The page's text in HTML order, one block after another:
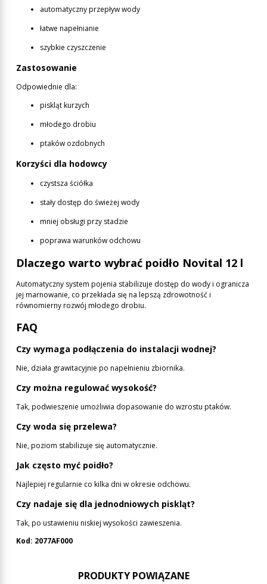
automatyczny przepływ wody
łatwe napełnianie
szybkie czyszczenie
Zastosowanie
Odpowiednie dla:
piskląt kurzych
młodego drobiu
ptaków ozdobnych
Korzyści dla hodowcy
czystsza ściółka
stały dostęp do świeżej wody
mniej obsługi przy stadzie
poprawa warunków odchowu
Dlaczego warto wybrać poidło Novital 12 l
Automatyczny system pojenia stabilizuje dostęp do wody i ogranicza
jej marnowanie, co przekłada się na lepszą zdrowotność i
równomierny rozwój młodego drobiu.
FAQ
Czy wymaga podłączenia do instalacji wodnej?
Nie, działa grawitacyjnie po napełnieniu zbiornika.
Czy można regulować wysokość?
Tak, podwieszenie umożliwia dopasowanie do wzrostu ptaków.
Czy woda się przelewa?
Nie, poziom stabilizuje się automatycznie.
Jak często myć poidło?
Najlepiej regularnie co kilka dni w okresie odchowu.
Czy nadaje się dla jednodniowych piskląt?
Tak, po ustawieniu niskiej wysokości zawieszenia.
Kod: 2077AF000
PRODUKTY POWIĄZANE